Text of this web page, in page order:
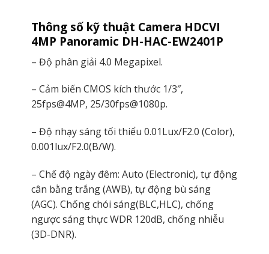
Thông số kỹ thuật Camera HDCVI
4MP Panoramic DH-HAC-EW2401P
– Độ phân giải 4.0 Megapixel.
– Cảm biến CMOS kích thước 1/3″,
25fps@4MP, 25/30fps@1080p.
– Độ nhạy sáng tối thiểu 0.01Lux/F2.0 (Color),
0.001lux/F2.0(B/W).
– Chế độ ngày đêm: Auto (Electronic), tự động
cân bằng trắng (AWB), tự động bù sáng
(AGC). Chống chói sáng(BLC,HLC), chống
ngược sáng thực WDR 120dB, chống nhiễu
(3D-DNR).